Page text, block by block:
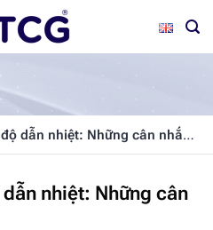
độ dẫn nhiệt: Những cân nhắc
nhiệt: Những cân